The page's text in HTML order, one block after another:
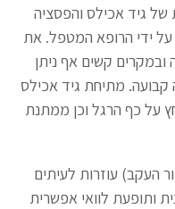
של גיד אכילס והפסציה
על ידי הרופא המטפל. את
ובמקרים קשים אף ניתן
מתיחת גיד אכילס
על כף הרגל וכן ממתנת
העקב) עוזרות לעיתים
ותופעת לוואי אפשרית